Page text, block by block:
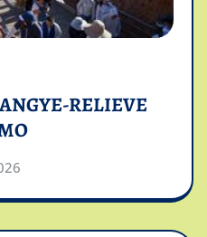
RELIEVE